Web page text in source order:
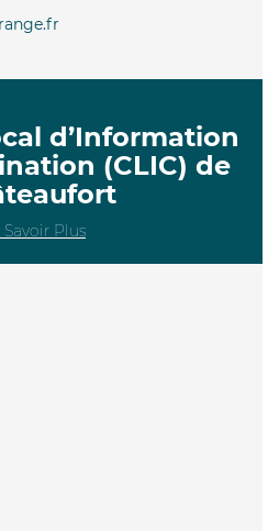
d’Information
(CLIC) de
Savoir Plus